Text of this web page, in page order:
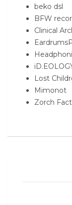
beko dsl
BFW
Clinical
Lost
Mimonot
Zorch